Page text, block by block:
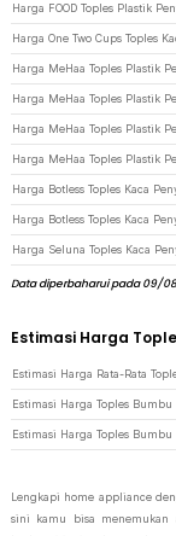
Data diperbaharui pada 09/
Estimasi Harga
Lengkapi home appliance
sini kamu bisa